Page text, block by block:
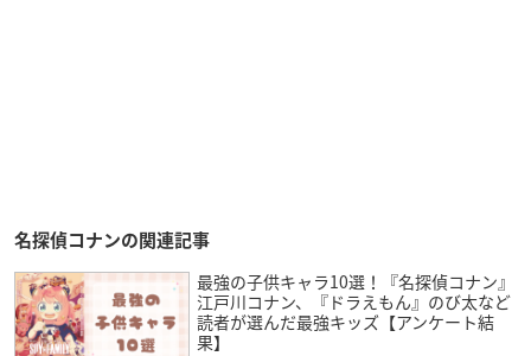
名探偵コナンの関連記事
最強の子供キャラ10選！『名探偵コナン』
江戸川コナン、『ドラえもん』のび太など
読者が選んだ最強キッズ【アンケート結
果】